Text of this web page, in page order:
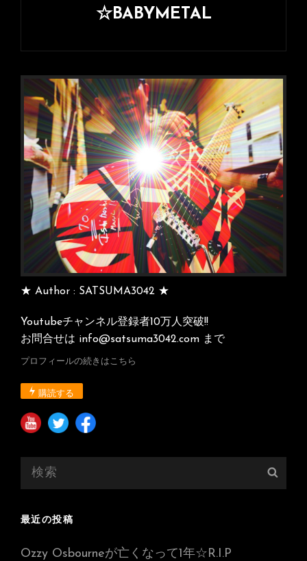
☆BABYMETAL
の
稿
★ Author : SATSUMA3042 ★
Youtubeチャンネル登録者10万人突破!!
お問合せは info@satsuma3042.com まで
プロフィールの続きはこちら
購読する
最近の投稿
Ozzy Osbourneが亡くなって1年☆R.I.P